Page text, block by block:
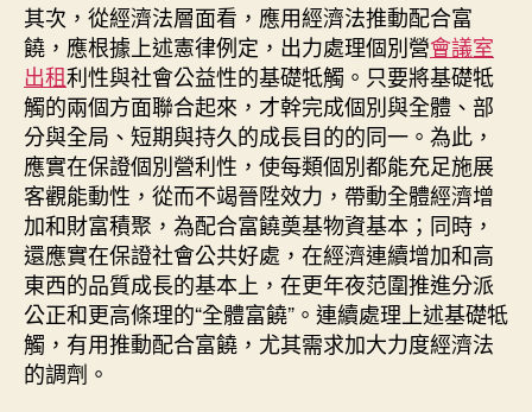
其次，從經濟法層面看，應用經濟法推動配合富
饒，應根據上述憲律例定，出力處理個別營會議室
出租利性與社會公益性的基礎牴觸。只要將基礎牴
觸的兩個方面聯合起來，才幹完成個別與全體、部
分與全局、短期與持久的成長目的的同一。為此，
應實在保證個別營利性，使每類個別都能充足施展
客觀能動性，從而不竭晉陞效力，帶動全體經濟增
加和財富積聚，為配合富饒奠基物資基本；同時，
還應實在保證社會公共好處，在經濟連續增加和高
東西的品質成長的基本上，在更年夜范圍推進分派
公正和更高條理的“全體富饒”。連續處理上述基礎牴
觸，有用推動配合富饒，尤其需求加大力度經濟法
的調劑。